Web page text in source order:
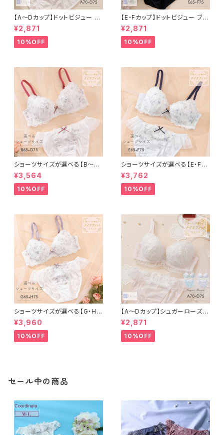
【A〜Dカップ】ドットビジュー ブ
ラ＆ショーツ
¥2,871
10%OFF
【E・Fカップ】ドットビジュー ブラ
＆ショーツ
¥2,871
10%OFF
ショーツサイズが選べる【B〜D】
セレナーデ ブラ＆ショーツ
¥3,564
10%OFF
ショーツサイズが選べる【E・F】
セレナーデ ブラ＆ショーツセット
¥3,762
10%OFF
ショーツサイズが選べる【G・H】
セレナーデ ブラ＆ショーツセット
¥3,960
10%OFF
【A〜Dカップ】シュガーローズ
ブラ＆ショーツ
¥2,871
10%OFF
セール中の商品